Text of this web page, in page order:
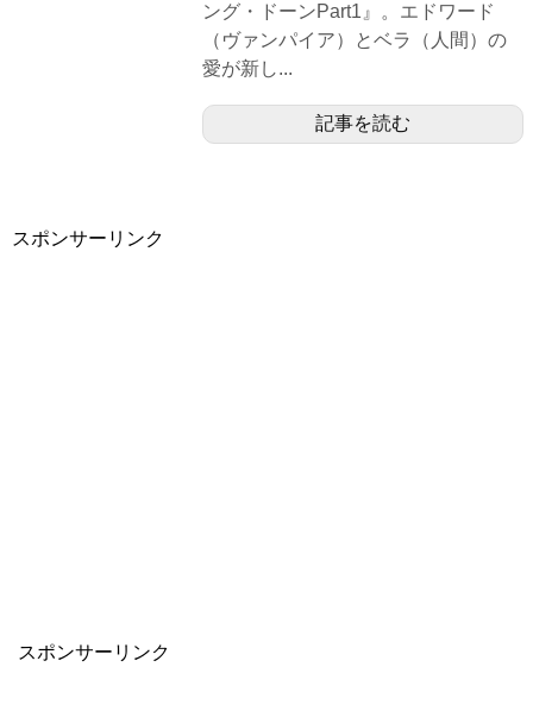
ング・ドーンPart1』。エドワード
（ヴァンパイア）とベラ（人間）の
愛が新し...
記事を読む
スポンサーリンク
スポンサーリンク